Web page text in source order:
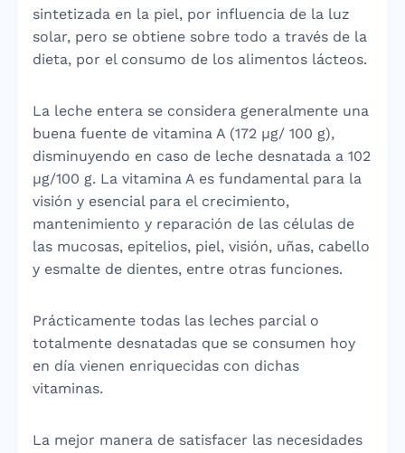
sintetizada en la piel, por influencia de la luz
solar, pero se obtiene sobre todo a través de la
dieta, por el consumo de los alimentos lácteos.
La leche entera se considera generalmente una
buena fuente de vitamina A (172 µg/ 100 g),
disminuyendo en caso de leche desnatada a 102
µg/100 g. La vitamina A es fundamental para la
visión y esencial para el crecimiento,
mantenimiento y reparación de las células de
las mucosas, epitelios, piel, visión, uñas, cabello
y esmalte de dientes, entre otras funciones.
Prácticamente todas las leches parcial o
totalmente desnatadas que se consumen hoy
en día vienen enriquecidas con dichas
vitaminas.
La mejor manera de satisfacer las necesidades